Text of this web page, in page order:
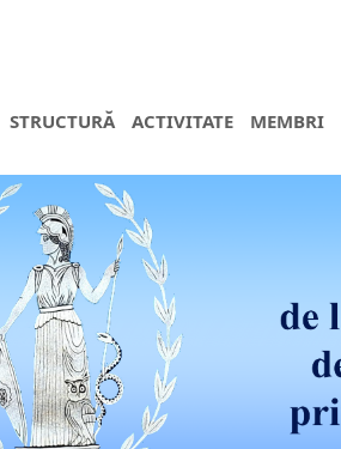
STRUCTURĂ ACTIVITATE MEMBRI